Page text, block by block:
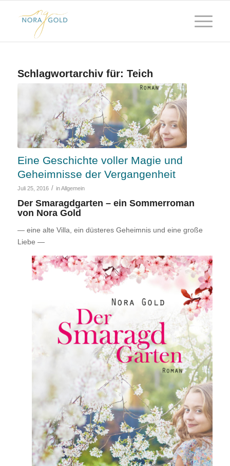
Schlagwortarchiv für: Teich
Eine Geschichte voller Magie und
Geheimnisse der Vergangenheit
Juli 25, 2016 / inAllgemein
Der Smaragdgarten – ein Sommerroman
von Nora Gold
— eine alte Villa, ein düsteres Geheimnis und eine große
Liebe —